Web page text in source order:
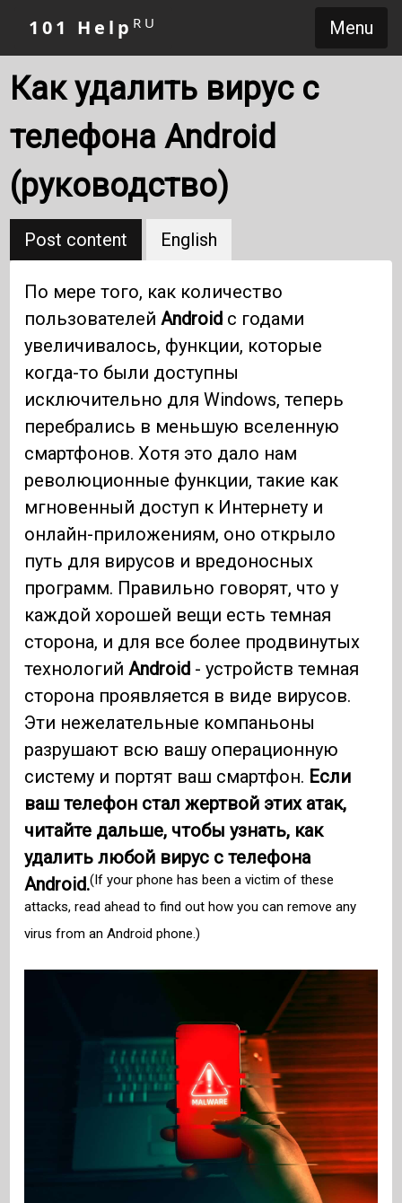
Menu
101 Help RU
Как удалить вирус с
телефона Android
(руководство)
Post content English
По мере того, как количество
пользователейAndroid с годами
увеличивалось, функции, которые
когда-то были доступны
исключительно для Windows, теперь
перебрались в меньшую вселенную
смартфонов. Хотя это дало нам
революционные функции, такие как
мгновенный доступ к Интернету и
онлайн-приложениям, оно открыло
путь для вирусов и вредоносных
программ. Правильно говорят, что у
каждой хорошей вещи есть темная
сторона, и для все более продвинутых
технологийAndroid - устройств темная
сторона проявляется в виде вирусов.
Эти нежелательные компаньоны
разрушают всю вашу операционную
систему и портят ваш смартфон. Если
ваш телефон стал жертвой этих атак,
читайте дальше, чтобы узнать, как
удалить любой вирус с телефона
Android.(If your phone has been a victim of these
attacks, read ahead to find out how you can remove any
virus from an Android phone.)